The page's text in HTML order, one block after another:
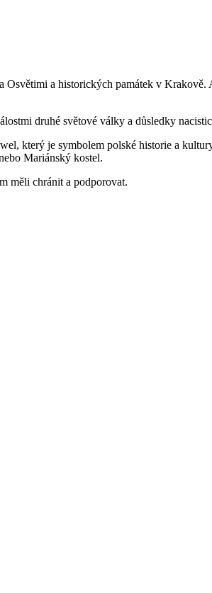
Osvětimi a historických památek v Krakově.
druhé světové války a důsledky
který je symbolem polské historie a
Mariánský kostel.
měli chránit a podporovat.